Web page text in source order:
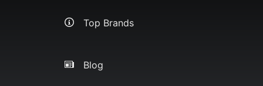
Top Brands
Blog